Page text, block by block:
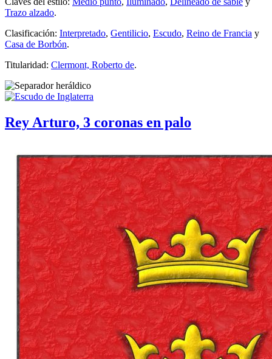
Trazo alzado.
Clasificación: Interpretado, Gentilicio, Escudo, Reino de Francia y
Casa de Borbón.
Titularidad: Clermont, Roberto de.
Rey Arturo, 3 coronas en palo